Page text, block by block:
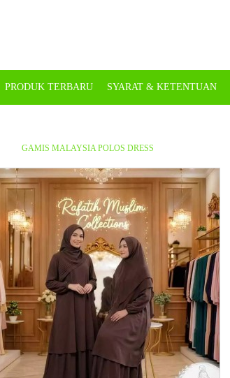
PRODUK TERBARU SYARAT & KETENTUAN
GAMIS MALAYSIA POLOS DRESS